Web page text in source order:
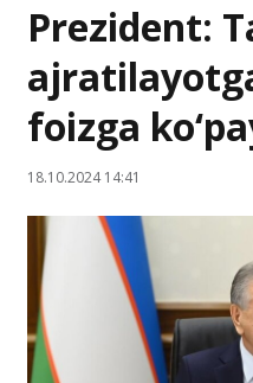
Prezident:
foizga
18.10.2024 14:41